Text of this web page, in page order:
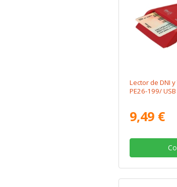
Lector de DNI
PE26-199/
9,49 €